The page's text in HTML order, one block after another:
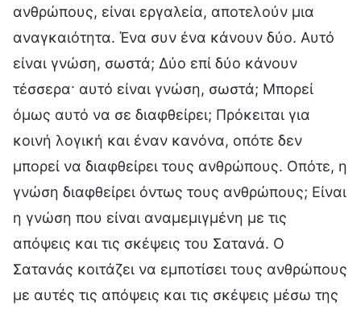
ανθρώπους, είναι εργαλεία, αποτελούν μια
αναγκαιότητα. Ένα συν ένα κάνουν δύο. Αυτό
είναι γνώση, σωστά; Δύο επί δύο κάνουν
τέσσερα· αυτό είναι γνώση, σωστά; Μπορεί
όμως αυτό να σε διαφθείρει; Πρόκειται για
κοινή λογική και έναν κανόνα, οπότε δεν
μπορεί να διαφθείρει τους ανθρώπους. Οπότε, η
γνώση διαφθείρει όντως τους ανθρώπους; Είναι
η γνώση που είναι αναμεμιγμένη με τις
απόψεις και τις σκέψεις του Σατανά. Ο
Σατανάς κοιτάζει να εμποτίσει τους ανθρώπους
με αυτές τις απόψεις και τις σκέψεις μέσω της